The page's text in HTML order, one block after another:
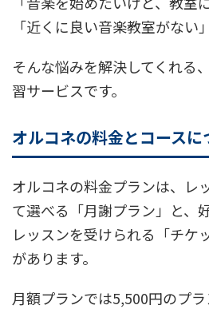
「近くに良い音楽教室がない」
そんな悩みを解決してくれる
習サービスです。
オルコネの料金とコースに
オルコネの料金プランは、レ
て選べる「月謝プラン」と、
レッスンを受けられる「チケ
があります。
月額プランでは5,500円のプ